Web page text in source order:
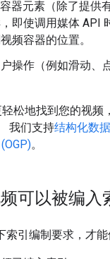
器元素（除了提供
即使调用媒体 API
频容器的位置。
操作（例如滑动、
松地找到您的视频
我们支持结构化数据
。
可以被编入
索引编制要求，才能